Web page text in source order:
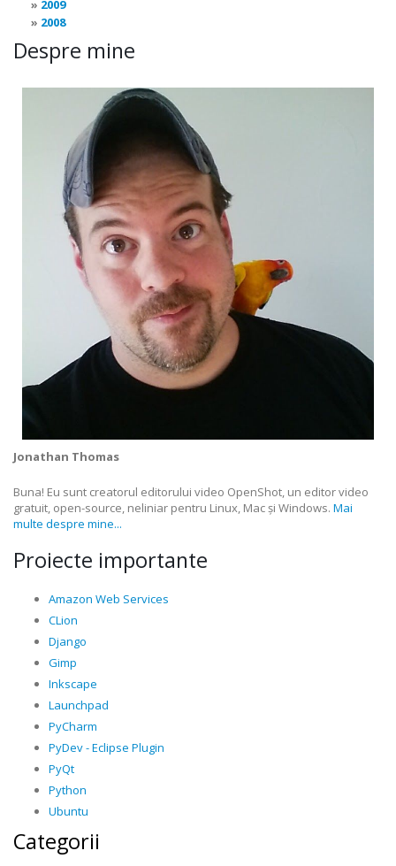
2009
2008
Despre mine
Jonathan Thomas
Buna! Eu sunt creatorul editorului video OpenShot, un editor video
gratuit, open-source, neliniar pentru Linux, Mac și Windows. Mai
multe despre mine...
Proiecte importante
Amazon Web Services
CLion
Django
Gimp
Inkscape
Launchpad
PyCharm
PyDev - Eclipse Plugin
PyQt
Python
Ubuntu
Categorii